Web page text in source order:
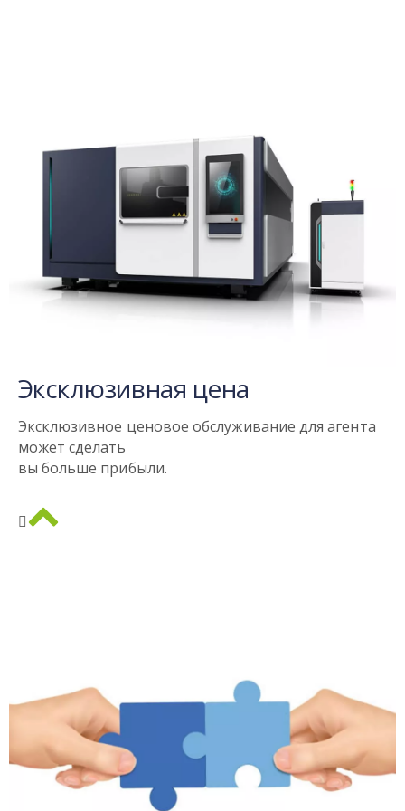
Эксклюзивная цена
Эксклюзивное ценовое обслуживание для агента
может сделать
вы больше прибыли.
​​​